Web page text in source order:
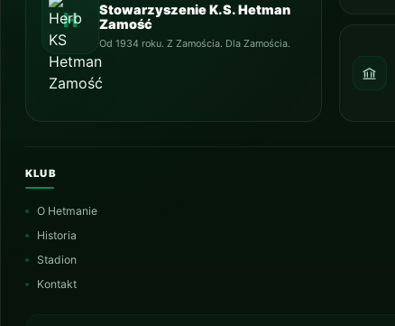
Stowarzyszenie K.S. Hetman
Zamość
Od 1934 roku. Z Zamościa. Dla Zamościa.
KLUB
O Hetmanie
Historia
Stadion
Kontakt